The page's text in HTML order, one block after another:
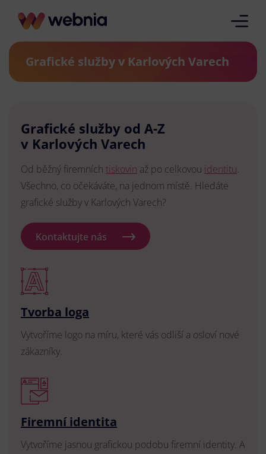
Grafické služby v Karlových Varech
Grafické služby od A-Z
v Karlových Varech
Od běžný firemních tiskovin až po celkovou identitu.
Všechno, co očekáváte, na jednom místě. Hledáte
grafické služby v Karlových Varech?
Kontaktujte nás
Tvorba loga
Vytvoříme logo na míru, které vás odliší a osloví nové
zákazníky.
Firemní identita
Vytvoříme jasnou grafickou podobu firemní identity. A